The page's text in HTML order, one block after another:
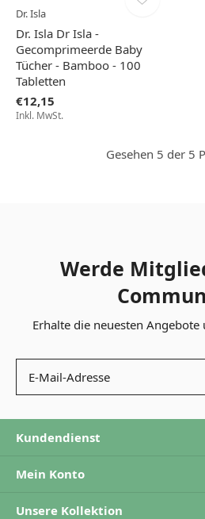
Dr. Isla
Dr. Isla Dr Isla -
Gecomprimeerde Baby
Tücher - Bamboo - 100
Tabletten
€12,15
Inkl. MwSt.
Gesehen 5 der 5
Werde
Erhalte die neuesten
Kundendienst
Mein Konto
Unsere Kollektion